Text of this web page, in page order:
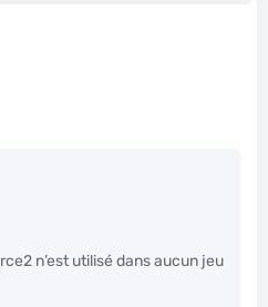
n’est utilisé dans aucun jeu